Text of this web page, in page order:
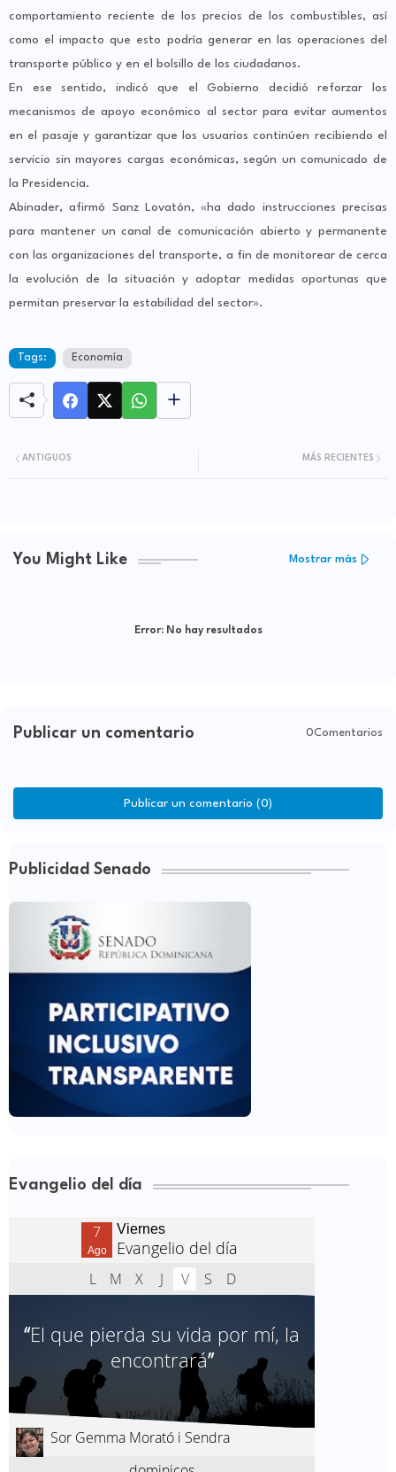
comportamiento reciente de los precios de los combustibles, así
como el impacto que esto podría generar en las operaciones del
transporte público y en el bolsillo de los ciudadanos.
En ese sentido, indicó que el Gobierno decidió reforzar los
mecanismos de apoyo económico al sector para evitar aumentos
en el pasaje y garantizar que los usuarios continúen recibiendo el
servicio sin mayores cargas económicas, según un comunicado de
la Presidencia.
Abinader, afirmó Sanz Lovatón, «ha dado instrucciones precisas
para mantener un canal de comunicación abierto y permanente
con las organizaciones del transporte, a fin de monitorear de cerca
la evolución de la situación y adoptar medidas oportunas que
permitan preservar la estabilidad del sector».
Tags: Economía
MÁS RECIENTES
ANTIGUOS
You Might Like Mostrar más
Error:No hay resultados
Publicar un comentario 0Comentarios
Publicar un comentario (0)
Publicidad Senado
Evangelio del día